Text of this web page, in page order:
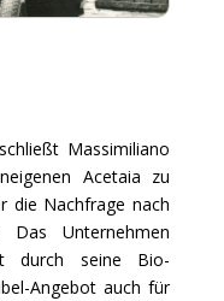
Massimiliano
Acetaia zu
die Nachfrage nach
Das Unternehmen
durch seine Bio-
Angebot auch für